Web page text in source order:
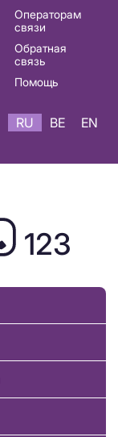
Операторам
связи
Обратная
связь
Помощь
RU BE EN
123